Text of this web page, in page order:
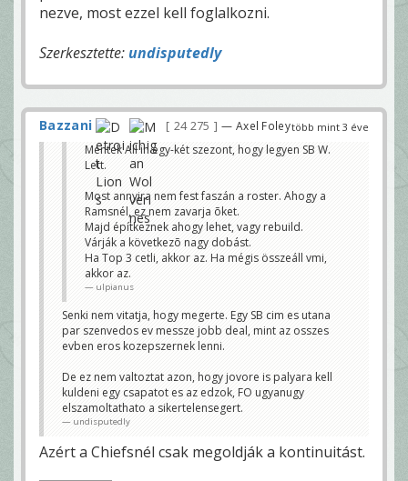
nezve, most ezzel kell foglalkozni.
Szerkesztette: undisputedly
több mint 3 éve
Bazzani 24 275 — Axel Foley
Mentek All in egy-két szezont, hogy legyen SB W.
Lett.
Most annyira nem fest faszán a roster. Ahogy a
Ramsnél, ez nem zavarja õket.
Majd építkeznek ahogy lehet, vagy rebuild.
Várják a következõ nagy dobást.
Ha Top 3 cetli, akkor az. Ha mégis összeáll vmi,
akkor az.
ulpianus
Senki nem vitatja, hogy megerte. Egy SB cim es utana
par szenvedos ev messze jobb deal, mint az osszes
evben eros kozepszernek lenni.
De ez nem valtoztat azon, hogy jovore is palyara kell
kuldeni egy csapatot es az edzok, FO ugyanugy
elszamoltathato a sikertelensegert.
undisputedly
Azért a Chiefsnél csak megoldják a kontinuitást.